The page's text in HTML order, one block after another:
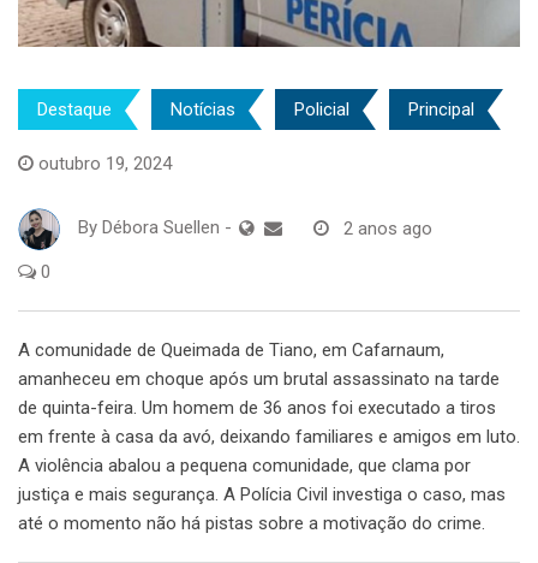
Destaque Notícias Policial Principal
outubro 19, 2024
By Débora Suellen - 2 anos ago
0
A comunidade de Queimada de Tiano, em Cafarnaum,
amanheceu em choque após um brutal assassinato na tarde
de quinta-feira. Um homem de 36 anos foi executado a tiros
em frente à casa da avó, deixando familiares e amigos em luto.
A violência abalou a pequena comunidade, que clama por
justiça e mais segurança. A Polícia Civil investiga o caso, mas
até o momento não há pistas sobre a motivação do crime.